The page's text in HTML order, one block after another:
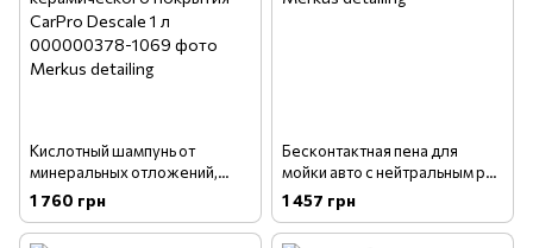
Кислотный шампунь от
минеральных отложений,
водного камня. Безопасный
для керамического покрытия
CarPro Descale 1 л
1 760 грн
Бесконтактная пена для
мойки авто с нейтральным ph
Gyeon Q2M Foam 1л
1 457 грн